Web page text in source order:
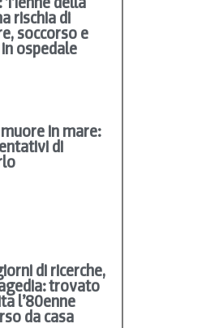
rischia di
soccorso e
ospedale
in mare:
di
di ricerche,
trovato
l’80enne
da casa